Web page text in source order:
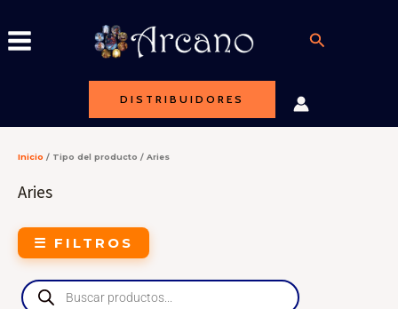
al
Buscar
DISTRIBUIDORES
Inicio / Tipo del producto / Aries
Aries
☰ FILTROS
Products
search